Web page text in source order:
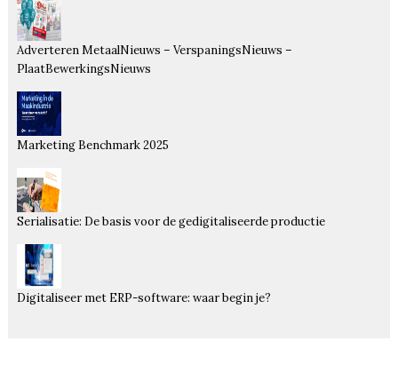
Adverteren MetaalNieuws – VerspaningsNieuws –
PlaatBewerkingsNieuws
Marketing Benchmark 2025
Serialisatie: De basis voor de gedigitaliseerde productie
Digitaliseer met ERP-software: waar begin je?